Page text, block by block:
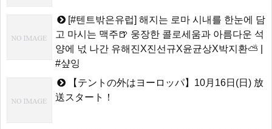
[#텐트밖은유럽] 해지는 로마 시내를 한눈에 담
고 마시는 맥주🍺 웅장한 콜로세움과 아름다운 석
양에 넋 나간 유해진X진선규X윤균상X박지환⛅ |
#샾잉
【テントの外はヨーロッパ】10月16日(日) 放
送スタート！